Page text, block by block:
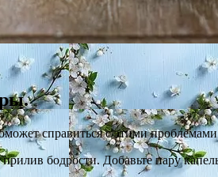
справиться с этими
бодрости. Добавьте пару